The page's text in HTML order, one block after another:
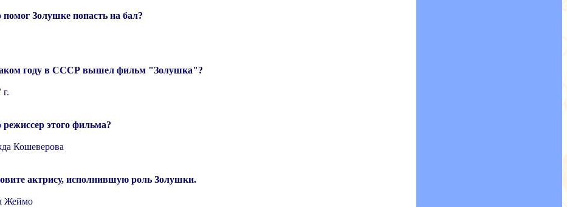
помог Золушке попасть на бал?
году в СССР вышел фильм "Золушка"?
г.
режиссер этого фильма?
Кошеверова
актрису, исполнившую роль Золушки.
Жеймо